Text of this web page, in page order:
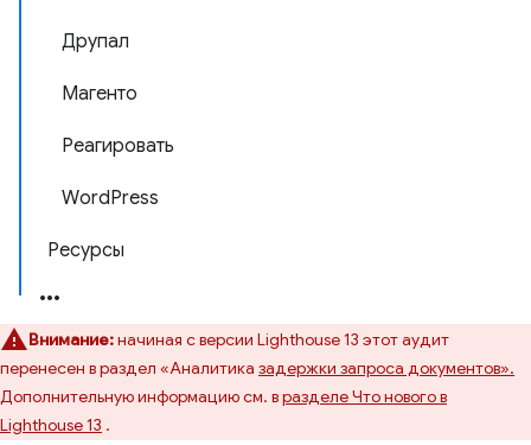
Друпал
Магенто
Реагировать
WordPress
Ресурсы
Внимание:начиная с версии Lighthouse 13 этот аудит
перенесен в раздел «Аналитика задержки запроса документов».
Дополнительную информацию см. вразделе Что нового в
Lighthouse 13 .